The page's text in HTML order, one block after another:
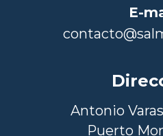
E-
Antonio
Puerto